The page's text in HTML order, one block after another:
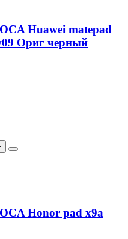
Huawei matepad
Ориг черный
Honor pad x9a